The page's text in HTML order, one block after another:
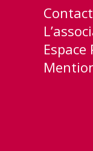
Contact
Espace